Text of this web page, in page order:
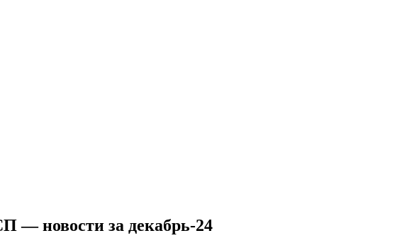
— новости за декабрь-24